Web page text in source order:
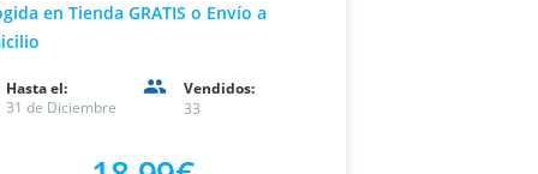
en Tienda GRATIS o Envío a
Hasta el:
31 de Diciembre
Vendidos:
33